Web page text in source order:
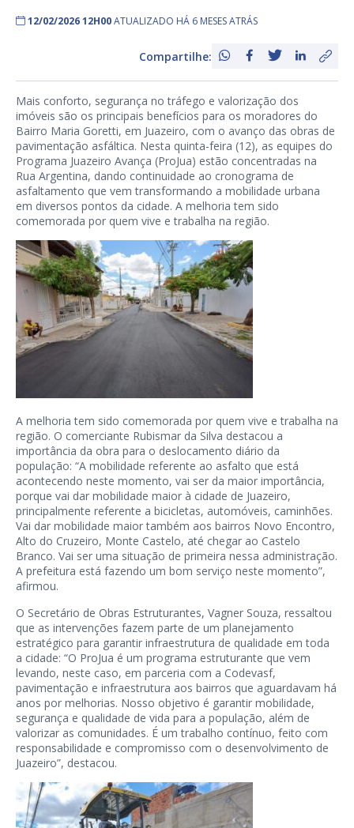
12/02/2026 12H00ATUALIZADO HÁ 6 MESES ATRÁS
Compartilhe:
Mais conforto, segurança no tráfego e valorização dos
imóveis são os principais benefícios para os moradores do
Bairro Maria Goretti, em Juazeiro, com o avanço das obras de
pavimentação asfáltica. Nesta quinta-feira (12), as equipes do
Programa Juazeiro Avança (ProJua) estão concentradas na
Rua Argentina, dando continuidade ao cronograma de
asfaltamento que vem transformando a mobilidade urbana
em diversos pontos da cidade. A melhoria tem sido
comemorada por quem vive e trabalha na região.
A melhoria tem sido comemorada por quem vive e trabalha na
região. O comerciante Rubismar da Silva destacou a
importância da obra para o deslocamento diário da
população: “A mobilidade referente ao asfalto que está
acontecendo neste momento, vai ser da maior importância,
porque vai dar mobilidade maior à cidade de Juazeiro,
principalmente referente a bicicletas, automóveis, caminhões.
Vai dar mobilidade maior também aos bairros Novo Encontro,
Alto do Cruzeiro, Monte Castelo, até chegar ao Castelo
Branco. Vai ser uma situação de primeira nessa administração.
A prefeitura está fazendo um bom serviço neste momento”,
afirmou.
O Secretário de Obras Estruturantes, Vagner Souza, ressaltou
que as intervenções fazem parte de um planejamento
estratégico para garantir infraestrutura de qualidade em toda
a cidade: “O ProJua é um programa estruturante que vem
levando, neste caso, em parceria com a Codevasf,
pavimentação e infraestrutura aos bairros que aguardavam há
anos por melhorias. Nosso objetivo é garantir mobilidade,
segurança e qualidade de vida para a população, além de
valorizar as comunidades. É um trabalho contínuo, feito com
responsabilidade e compromisso com o desenvolvimento de
Juazeiro”, destacou.